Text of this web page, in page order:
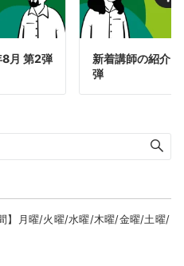
月 第2弾
新着講師の紹介
弾
】月曜/火曜/水曜/木曜/金曜/土曜/